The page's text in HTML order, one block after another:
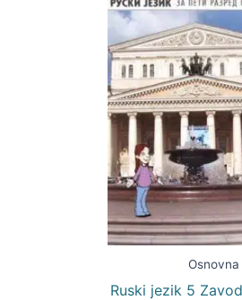
Osnovna
Ruski jezik 5